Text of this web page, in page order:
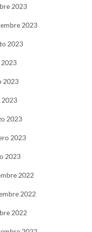
2023
2023
2023
2023
2023
2023
2023
2022
2022
2022